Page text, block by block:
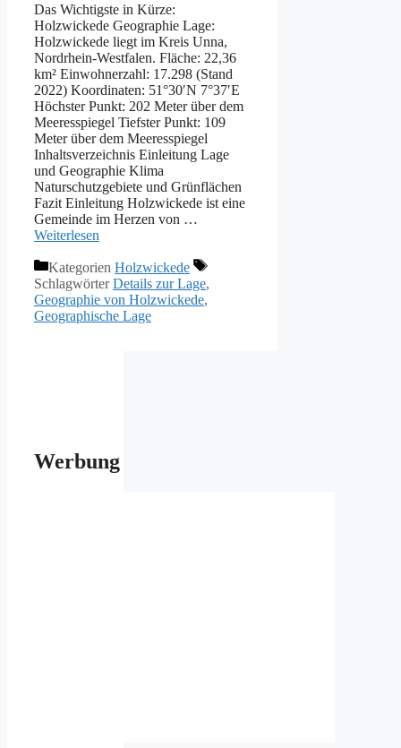
Das Wichtigste in Kürze:
Holzwickede Geographie Lage:
Holzwickede liegt im Kreis Unna,
Nordrhein-Westfalen. Fläche: 22,36
km² Einwohnerzahl: 17.298 (Stand
2022) Koordinaten: 51°30′N 7°37′E
Höchster Punkt: 202 Meter über dem
Meeresspiegel Tiefster Punkt: 109
Meter über dem Meeresspiegel
Inhaltsverzeichnis Einleitung Lage
und Geographie Klima
Naturschutzgebiete und Grünflächen
Fazit Einleitung Holzwickede ist eine
Gemeinde im Herzen von …
Weiterlesen
Kategorien Holzwickede
SchlagwörterDetails zur Lage,
Geographie von Holzwickede,
Geographische Lage
Werbung